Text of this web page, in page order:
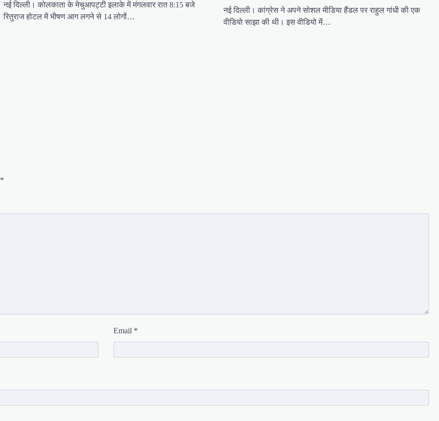
नई दिल्ली। कोलकाता के मेचुआपट्टी इलाके में मंगलवार रात 8:15 बजे
रितुराज होटल में भीषण आग लगने से 14 लोगों…
नई दिल्ली। कांग्रेस ने अपने सोशल मीडिया हैंडल पर राहुल गांधी की एक
वीडियो साझा की थी। इस वीडियो में…
*
Email *